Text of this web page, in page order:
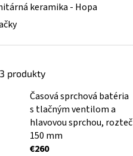
keramika - Hopa
produkty
Časová sprchová batéria
s tlačným ventilom a
hlavovou sprchou, rozteč
150 mm
€260